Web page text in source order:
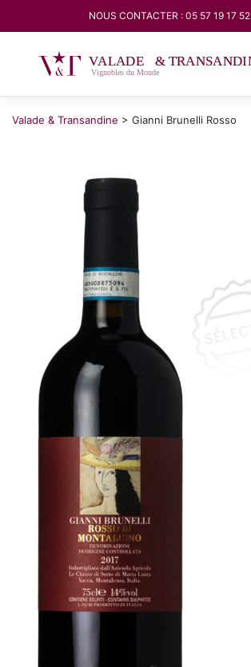
content
NOUS CONTACTER : 05 57 19 17 52
Valade & Transandine > Gianni Brunelli Rosso